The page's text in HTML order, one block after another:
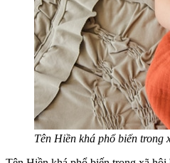
Tên Hiền khá phổ biến trong